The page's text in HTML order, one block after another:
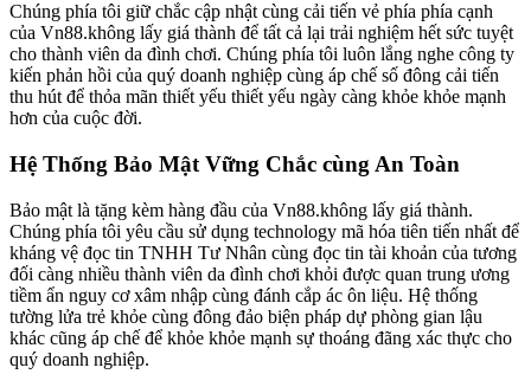
Chúng phía tôi giữ chắc cập nhật cùng cải tiến vẻ phía phía cạnh
của Vn88.không lấy giá thành để tất cả lại trải nghiệm hết sức tuyệt
cho thành viên da đình chơi. Chúng phía tôi luôn lắng nghe công ty
kiến phản hồi của quý doanh nghiệp cùng áp chế số đông cải tiến
thu hút để thỏa mãn thiết yếu thiết yếu ngày càng khỏe khỏe mạnh
hơn của cuộc đời.
Hệ Thống Bảo Mật Vững Chắc cùng An Toàn
Bảo mật là tặng kèm hàng đầu của Vn88.không lấy giá thành.
Chúng phía tôi yêu cầu sử dụng technology mã hóa tiên tiến nhất để
kháng vệ đọc tin TNHH Tư Nhân cùng đọc tin tài khoản của tương
đối càng nhiều thành viên da đình chơi khỏi được quan trung ương
tiềm ẩn nguy cơ xâm nhập cùng đánh cắp ác ôn liệu. Hệ thống
tường lửa trẻ khỏe cùng đông đảo biện pháp dự phòng gian lậu
khác cũng áp chế để khỏe khỏe mạnh sự thoáng đãng xác thực cho
quý doanh nghiệp.